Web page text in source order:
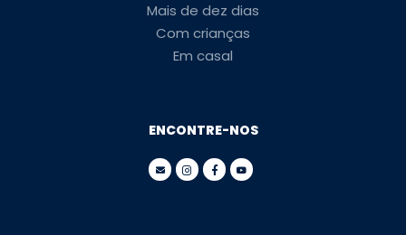
Mais de dez dias
Com crianças
Em casal
ENCONTRE-NOS